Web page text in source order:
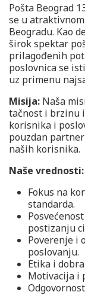
Pošta Beograd
se u
Beogradu. Kao
širok spektar
prilagođenih
poslovnica se
uz primenu
Misija: Naša
tačnost i brzinu
korisnika i
pouzdan
naših korisnika.
Naše vrednosti:
Fokus na
standarda.
postizanju
Poverenje i
poslovanju.
Etika i
Motivacija i